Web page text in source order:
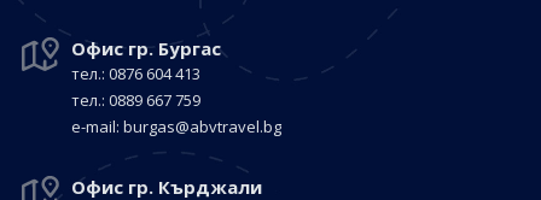
Офис гр. Бургас
тел.: 0876 604 413
тел.: 0889 667 759
е-mail: burgas@abvtravel.bg
Офис гр. Кърджали